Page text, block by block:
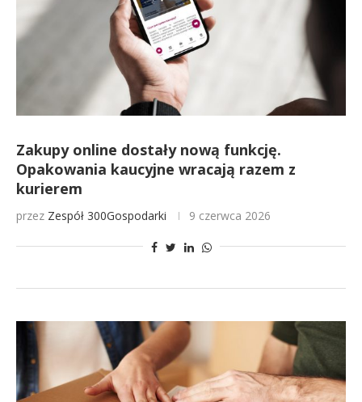
Zakupy online dostały nową funkcję.
Opakowania kaucyjne wracają razem z
kurierem
przez Zespół 300Gospodarki 9 czerwca 2026